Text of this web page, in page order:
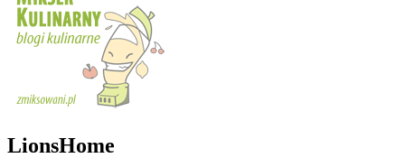
LionsHome